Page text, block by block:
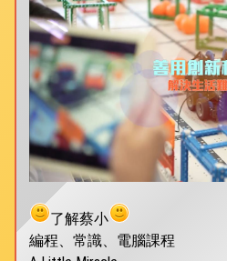
了解蔡小
編程、常識、電腦課程